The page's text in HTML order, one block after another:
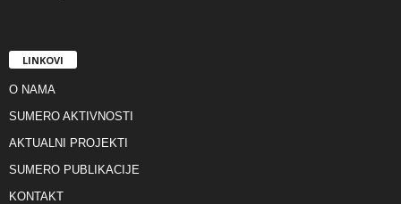
LINKOVI
O NAMA
SUMERO AKTIVNOSTI
AKTUALNI PROJEKTI
SUMERO PUBLIKACIJE
KONTAKT